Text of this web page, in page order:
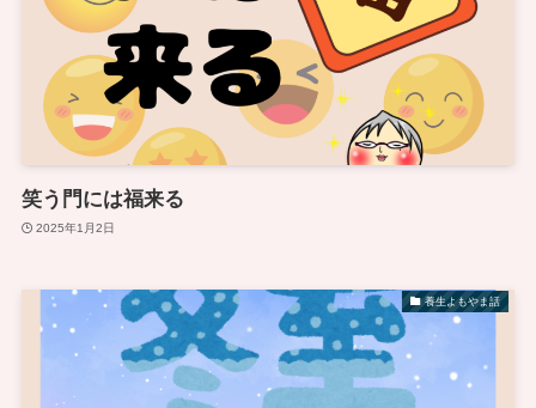
笑う門には福来る
2025年1月2日
養生よもやま話